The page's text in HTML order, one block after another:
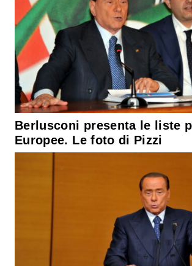
Berlusconi presenta le liste
Europee. Le foto di Pizzi